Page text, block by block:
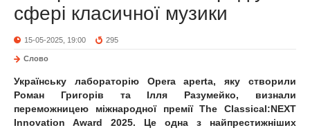
сфері класичної музики
15-05-2025, 19:00 295
Слово
Українську лабораторію Opera aperta, яку створили
Роман Григорів та Ілля Разумейко, визнали
переможницею міжнародної премії The Classical:NEXT
Innovation Award 2025. Це одна з найпрестижніших